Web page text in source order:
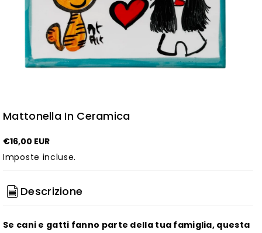
Mattonella In Ceramica
€16,00 EUR
Imposte incluse.
Descrizione
Se cani e gatti fanno parte della tua famiglia, questa